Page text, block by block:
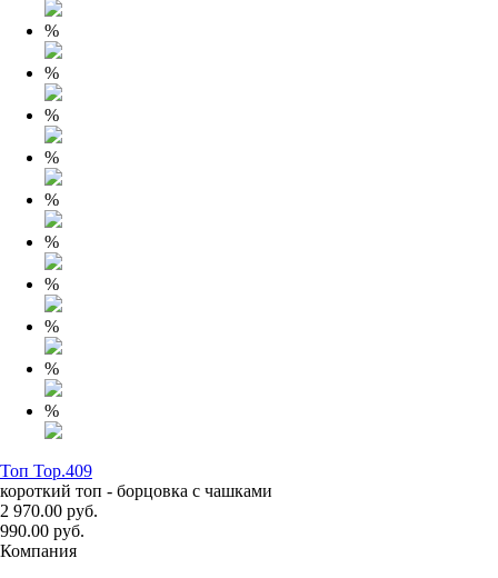
%
%
%
%
%
%
%
%
%
%
Топ Top.409
короткий топ - борцовка с чашками
2 970.00 руб.
990.00 руб.
Компания